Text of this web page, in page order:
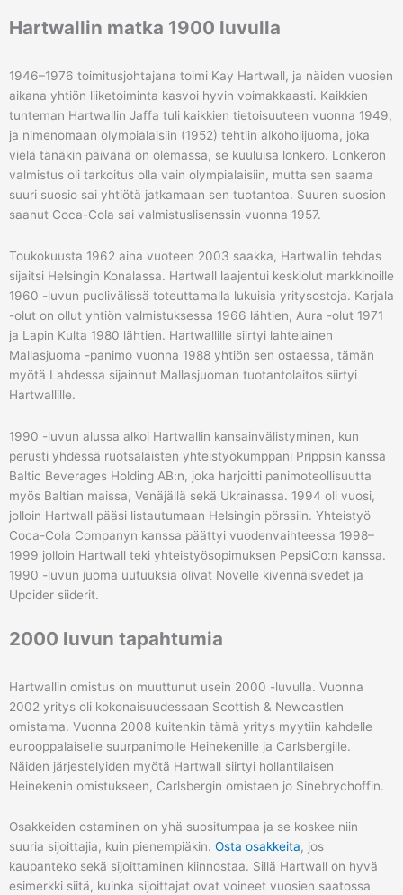
Hartwallin matka 1900 luvulla
1946–1976 toimitusjohtajana toimi Kay Hartwall, ja näiden vuosien
aikana yhtiön liiketoiminta kasvoi hyvin voimakkaasti. Kaikkien
tunteman Hartwallin Jaffa tuli kaikkien tietoisuuteen vuonna 1949,
ja nimenomaan olympialaisiin (1952) tehtiin alkoholijuoma, joka
vielä tänäkin päivänä on olemassa, se kuuluisa lonkero. Lonkeron
valmistus oli tarkoitus olla vain olympialaisiin, mutta sen saama
suuri suosio sai yhtiötä jatkamaan sen tuotantoa. Suuren suosion
saanut Coca-Cola sai valmistuslisenssin vuonna 1957.
Toukokuusta 1962 aina vuoteen 2003 saakka, Hartwallin tehdas
sijaitsi Helsingin Konalassa. Hartwall laajentui keskiolut markkinoille
1960 -luvun puolivälissä toteuttamalla lukuisia yritysostoja. Karjala
-olut on ollut yhtiön valmistuksessa 1966 lähtien, Aura -olut 1971
ja Lapin Kulta 1980 lähtien. Hartwallille siirtyi lahtelainen
Mallasjuoma -panimo vuonna 1988 yhtiön sen ostaessa, tämän
myötä Lahdessa sijainnut Mallasjuoman tuotantolaitos siirtyi
Hartwallille.
1990 -luvun alussa alkoi Hartwallin kansainvälistyminen, kun
perusti yhdessä ruotsalaisten yhteistyökumppani Prippsin kanssa
Baltic Beverages Holding AB:n, joka harjoitti panimoteollisuutta
myös Baltian maissa, Venäjällä sekä Ukrainassa. 1994 oli vuosi,
jolloin Hartwall pääsi listautumaan Helsingin pörssiin. Yhteistyö
Coca-Cola Companyn kanssa päättyi vuodenvaihteessa 1998–
1999 jolloin Hartwall teki yhteistyösopimuksen PepsiCo:n kanssa.
1990 -luvun juoma uutuuksia olivat Novelle kivennäisvedet ja
Upcider siiderit.
2000 luvun tapahtumia
Hartwallin omistus on muuttunut usein 2000 -luvulla. Vuonna
2002 yritys oli kokonaisuudessaan Scottish & Newcastlen
omistama. Vuonna 2008 kuitenkin tämä yritys myytiin kahdelle
eurooppalaiselle suurpanimolle Heinekenille ja Carlsbergille.
Näiden järjestelyiden myötä Hartwall siirtyi hollantilaisen
Heinekenin omistukseen, Carlsbergin omistaen jo Sinebrychoffin.
Osakkeiden ostaminen on yhä suositumpaa ja se koskee niin
suuria sijoittajia, kuin pienempiäkin. Osta osakkeita, jos
kaupanteko sekä sijoittaminen kiinnostaa. Sillä Hartwall on hyvä
esimerkki siitä, kuinka sijoittajat ovat voineet vuosien saatossa